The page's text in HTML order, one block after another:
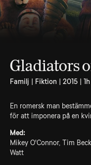
Gladiators
Familj | Fiktion | 2015 |
En romersk man
för att imponera på en
Med:
Mikey O'Connor, Tim
Watt